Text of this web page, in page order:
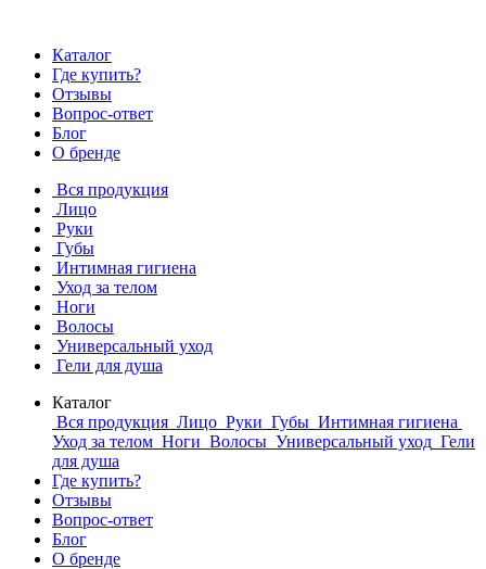
Каталог
Где купить?
Отзывы
Вопрос-ответ
Блог
О бренде
Вся продукция
Лицо
Руки
Губы
Интимная гигиена
Уход за телом
Ноги
Волосы
Универсальный уход
Гели для душа
Каталог
Вся продукция Лицо Руки Губы Интимная гигиена
Уход за телом Ноги Волосы Универсальный уход Гели
для душа
Где купить?
Отзывы
Вопрос-ответ
Блог
О бренде